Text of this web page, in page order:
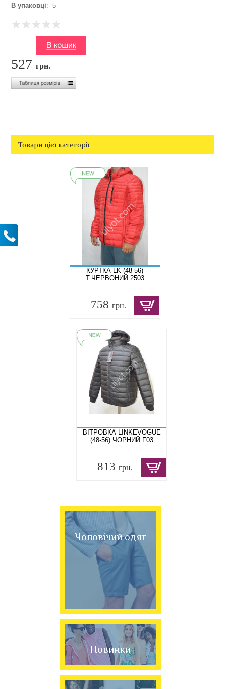
В упаковці: 5
527грн.
Товари цієї категорії
КУРТКА LK (48-56)
Т.ЧЕРВОНИЙ 2503
758 грн.
ВІТРОВКА LINKEVOGUE
(48-56) ЧОРНИЙ F03
813 грн.
Чоловічий одяг
Новинки